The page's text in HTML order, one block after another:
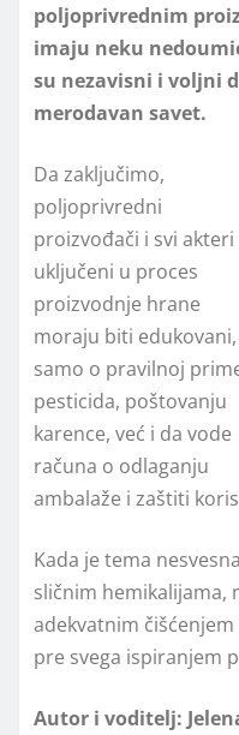
poljoprivrednim
imaju neku
su nezavisni i voljni
merodavan savet.
Da zaključimo,
poljoprivredni
proizvođači i svi akteri
uključeni u proces
proizvodnje hrane
moraju biti
samo o pravilnoj
pesticida, poštovanju
karence, već i da vode
računa o odlaganju
ambalaže i zaštiti
Kada je tema
sličnim hemikalijama,
adekvatnim
pre svega ispiranjem
Autor i voditelj: